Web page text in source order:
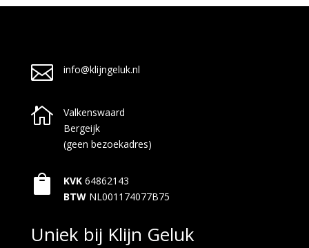
 info@klijngeluk.nl

Valkenswaard
Bergeijk
(geen bezoekadres)
 KVK 64862143
BTW NL001174077B75
Uniek bij Klijn Geluk